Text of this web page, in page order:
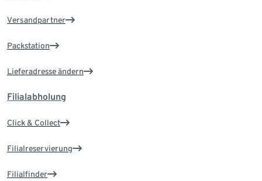
Versandpartner
Packstation
Lieferadresse ändern
Filialabholung
Click & Collect
Filialreservierung
Filialfinder